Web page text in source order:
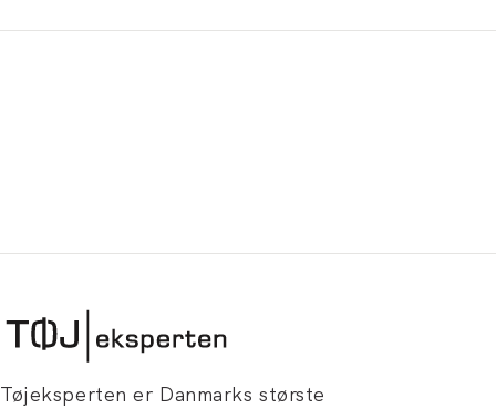
Tøjeksperten er Danmarks største